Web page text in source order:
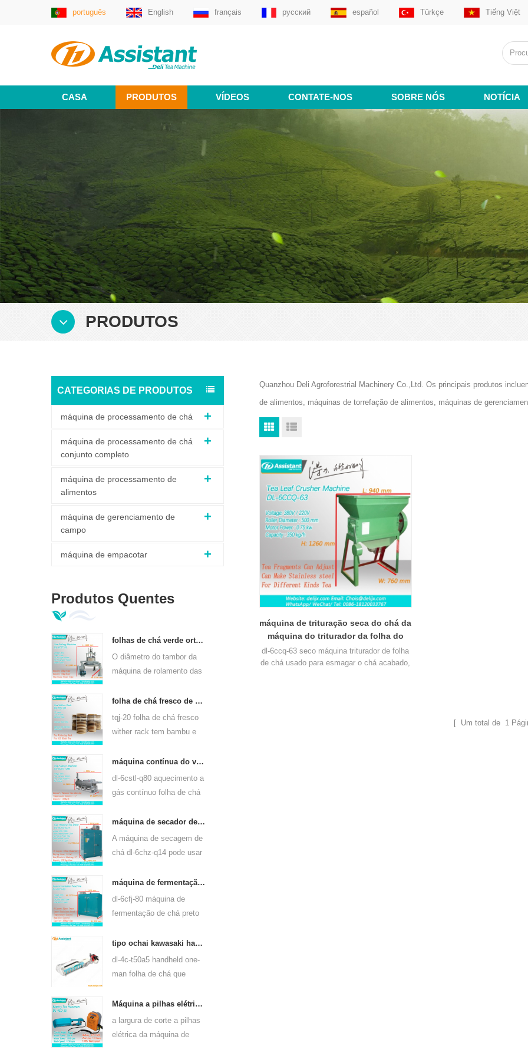
português English français русский español Türkçe Tiếng Việt
CASA PRODUTOS VÍDEOS CONTATE-NOS SOBRE NÓS NOTÍCIA
PRODUTOS
CATEGORIAS DE PRODUTOS
máquina de processamento de chá
máquina de processamento de chá
conjunto completo
máquina de processamento de
alimentos
máquina de gerenciamento de
campo
máquina de empacotar
Produtos Quentes
folhas de chá verde ortodoxo máquina de rolamento 6crt-55
O diâmetro do tambor da
máquina de rolamento das
55 é 550mm, altura
400mm, produtividade é
75kg / h
folha de chá fresco de bambu wither rack tqj-20
tqj-20 folha de chá fresco
wither rack tem bambu e
pode usar para todos os
tipos de chá.
máquina contínua do vapor da folha do chá do aquecimento de gás para tipos do chá 6cstl-q80
dl-6cstl-q80 aquecimento a
gás contínuo folha de chá
usar para muitos tipos de
chá, tais como chá verde,
chá oolong e outros.
máquina de secador de folhas de chá verde a gás e aquecimento elétrico 6chz-q14
A máquina de secagem de
chá dl-6chz-q14 pode usar
elétrico, pode secar todos
os tipos de chá, como chá
verde, chá preto, chá
máquina de fermentação de chá preto inteligente 6cfj-80
dl-6cfj-80 máquina de
fermentação de chá preto
o processamento de chá
preto, deixe fermentar chá
preto melhor.
tipo ochai kawasaki handheld one-man folha de chá que arranca a máquina de colheita 4c-t50a5
dl-4c-t50a5 handheld one-
man folha de chá que
da máquina é 450mm,
500mm, 600mm, use o
motor a gasolina huasheng
Máquina a pilhas elétrica 4cd-35 do chá da folha de chá da largura do corte de 350mm que arranca
a largura de corte a pilhas
elétrica da máquina de
Quanzhou Deli Agroforestrial Machinery Co.,Ltd. Os principais produtos
de alimentos, máquinas de torrefação de alimentos, máquinas de
máquina de trituração seca do chá da
máquina do triturador da folha do
chá que esmaga a máquina dl-6ccq-
63
dl-6ccq-63 seco máquina triturador de folha
de chá usado para esmagar o chá acabado,
[ Um total de 1